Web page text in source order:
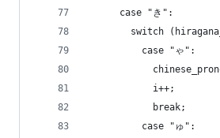
      case "き":
switch
          case "ゃ":
            i++;
            break;
          case "ゅ":